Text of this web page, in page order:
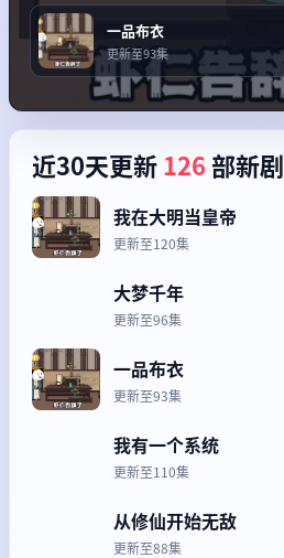
一品布衣
更新至93集
近30天更新126 部新剧
我在大明当皇帝
更新至120集
大梦千年
更新至96集
一品布衣
更新至93集
我有一个系统
更新至110集
从修仙开始无敌
更新至88集